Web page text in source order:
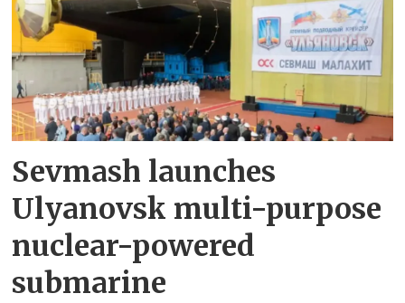
Sevmash launches
Ulyanovsk multi-purpose
nuclear-powered
submarine